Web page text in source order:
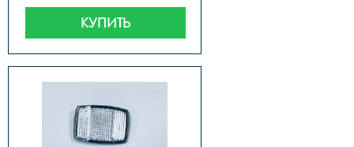
КУПИТЬ